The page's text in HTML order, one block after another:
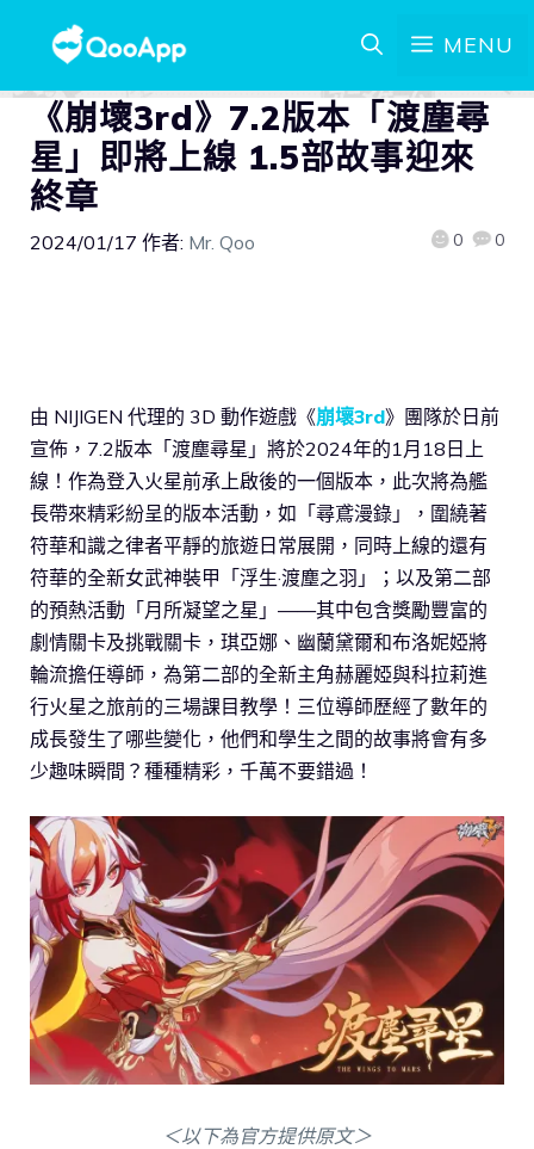
MENU
《崩壞3rd》7.2版本「渡塵尋
星」即將上線 1.5部故事迎來
終章
2024/01/17 作者: Mr. Qoo 0 0
由 NIJIGEN 代理的 3D 動作遊戲《崩壞3rd》團隊於日前
宣佈，7.2版本「渡塵尋星」將於2024年的1月18日上
線！作為登入火星前承上啟後的一個版本，此次將為艦
長帶來精彩紛呈的版本活動，如「尋鳶漫錄」，圍繞著
符華和識之律者平靜的旅遊日常展開，同時上線的還有
符華的全新女武神裝甲「浮生·渡塵之羽」；以及第二部
的預熱活動「月所凝望之星」——其中包含獎勵豐富的
劇情關卡及挑戰關卡，琪亞娜、幽蘭黛爾和布洛妮婭將
輪流擔任導師，為第二部的全新主角赫麗婭與科拉莉進
行火星之旅前的三場課目教學！三位導師歷經了數年的
成長發生了哪些變化，他們和學生之間的故事將會有多
少趣味瞬間？種種精彩，千萬不要錯過！
＜以下為官方提供原文＞